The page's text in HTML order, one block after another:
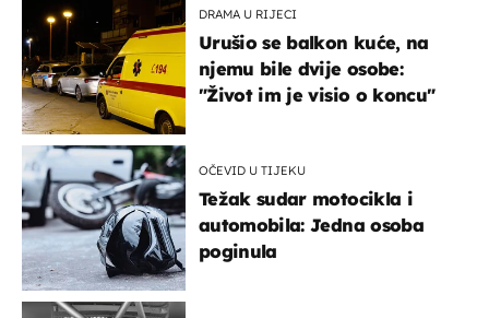
DRAMA U RIJECI
Urušio se balkon kuće, na
njemu bile dvije osobe:
"Život im je visio o koncu"
OČEVID U TIJEKU
Težak sudar motocikla i
automobila: Jedna osoba
poginula